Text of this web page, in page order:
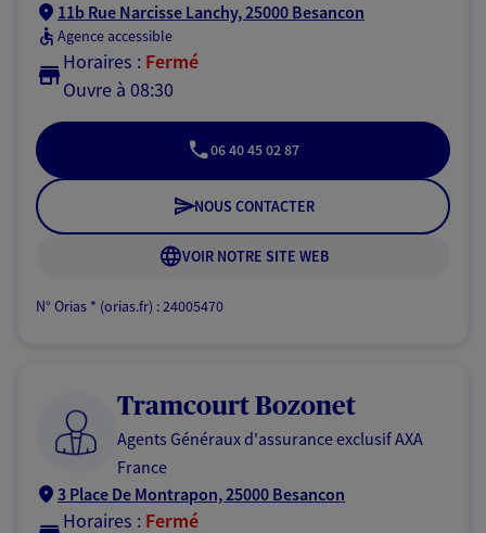
11b Rue Narcisse Lanchy, 25000 Besancon
Agence accessible
Horaires : Fermé
Ouvre à 08:30
06 40 45 02 87
NOUS CONTACTER
VOIR NOTRE SITE WEB
N° Orias * (orias.fr) : 24005470
Tramcourt Bozonet
Agents Généraux d'assurance exclusif AXA
France
3 Place De Montrapon, 25000 Besancon
Horaires : Fermé